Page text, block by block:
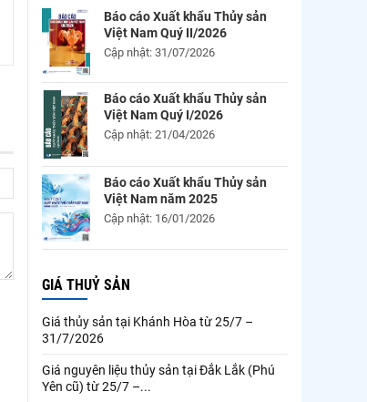
Báo cáo Xuất khẩu Thủy sản
Việt Nam Quý II/2026
Cập nhật: 31/07/2026
Báo cáo Xuất khẩu Thủy sản
Việt Nam Quý I/2026
Cập nhật: 21/04/2026
Báo cáo Xuất khẩu Thủy sản
Việt Nam năm 2025
Cập nhật: 16/01/2026
GIÁ THUỶ SẢN
Giá thủy sản tại Khánh Hòa từ 25/7 –
31/7/2026
Giá nguyên liệu thủy sản tại Đắk Lắk (Phú
Yên cũ) từ 25/7 –...